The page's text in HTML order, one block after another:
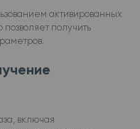
активированных
получить
включая